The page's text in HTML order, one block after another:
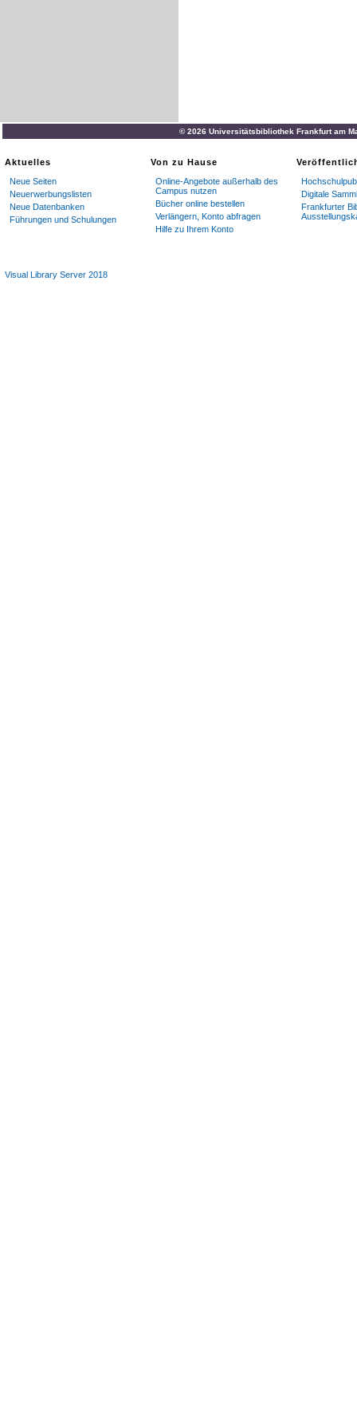
© 2026 Universitätsbibliothek Frankfurt am
Aktuelles
Neue Seiten
Neuerwerbungslisten
Neue Datenbanken
Führungen und Schulungen
Von zu Hause
Online-Angebote außerhalb des
Campus nutzen
Bücher online bestellen
Verlängern, Konto abfragen
Hilfe zu Ihrem Konto
Digitale
Frankfurter
Visual Library Server 2018